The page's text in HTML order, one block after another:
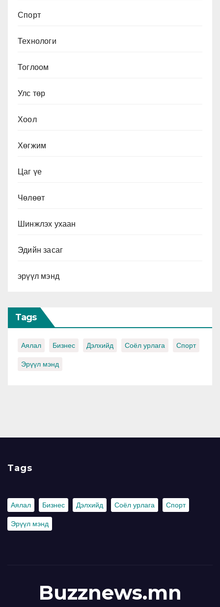
Спорт
Технологи
Тоглоом
Улс төр
Хоол
Хөгжим
Цаг үе
Чөлөөт
Шинжлэх ухаан
Эдийн засаг
эрүүл мэнд
Tags
Аялал Бизнес Дэлхийд Соёл урлага Спорт
Эрүүл мэнд
Tags
Аялал Бизнес Дэлхийд Соёл урлага Спорт
Эрүүл мэнд
Buzznews.mn